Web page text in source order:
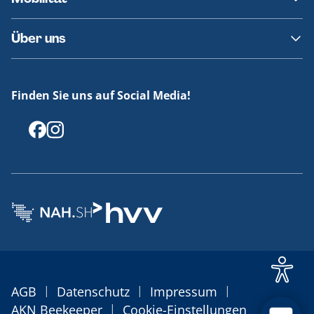
Fundsachen
Häufige Fragen
Barrierefreies Reisen
Erklärung Barrierefreiheit
Über uns
Offenlegungen
Finden Sie uns auf Social Media!
AGB | Datenschutz | Impressum |
AKN Beekeeper | Cookie-Einstellungen